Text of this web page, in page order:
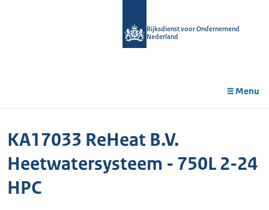
Rijksdienst voor Ondernemend
Nederland
Menu
KA17033 ReHeat B.V.
Heetwatersysteem - 750L 2-24
HPC